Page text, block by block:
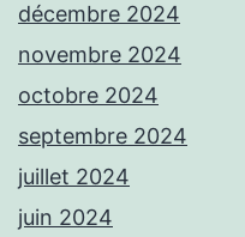
décembre 2024
novembre 2024
octobre 2024
septembre 2024
juillet 2024
juin 2024